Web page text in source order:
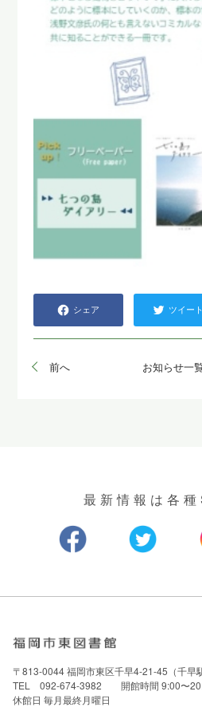
シェア ツイート
前へ お知らせ一
最新情報は各
〒813-0044 福岡市東区千早4-21-45（千早
TEL 092-674-3982 開館時間 9:00〜
休館日 毎月最終月曜日